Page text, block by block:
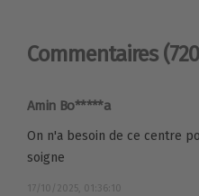
Commentaires
Amin Bo*****a
On n'a besoin de ce centre
soigne
17/10/2025, 01:36:10